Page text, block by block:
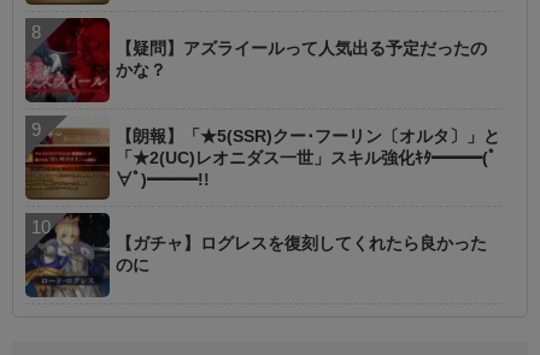
【疑問】アズライールって人気出る予定だったの
かな？
【朗報】「★5(SSR)クー･フーリン〔オルタ〕」と
「★2(UC)レオニダス一世」スキル強化ｷﾀ━━━(ﾟ
∀ﾟ)━━━!!
【ガチャ】ログレスを復刻してくれたら良かった
のに